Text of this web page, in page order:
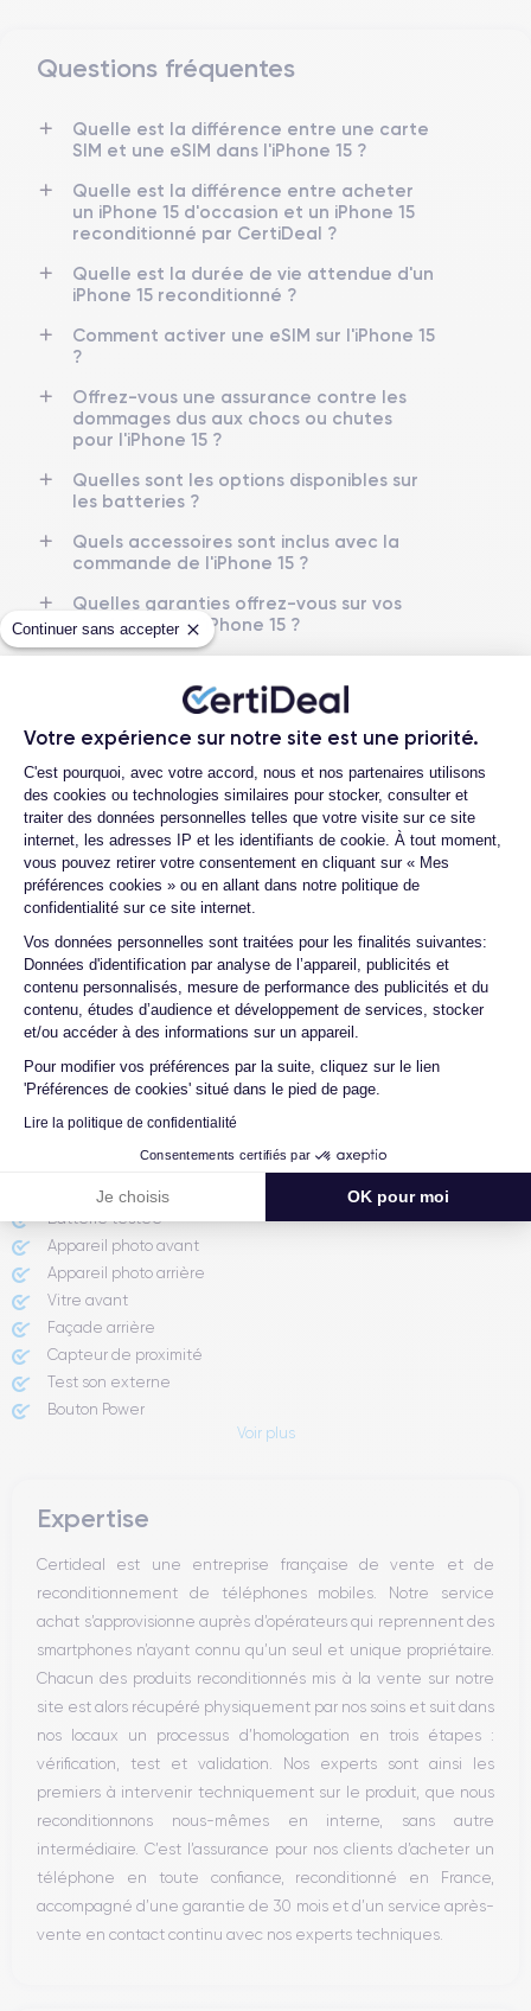
Continuer sans accepter
Votre expérience sur notre site est une priorité.
Plateforme de Gestion du
C'est pourquoi, avec votre accord, nous et nos partenaires utilisons
des cookies ou technologies similaires pour stocker, consulter et
traiter des données personnelles telles que votre visite sur ce site
internet, les adresses IP et les identifiants de cookie. À tout moment,
vous pouvez retirer votre consentement en cliquant sur « Mes
préférences cookies » ou en allant dans notre politique de
confidentialité sur ce site internet.
Vos données personnelles sont traitées pour les finalités suivantes:
Données d'identification par analyse de l’appareil, publicités et
contenu personnalisés, mesure de performance des publicités et du
contenu, études d’audience et développement de services, stocker
et/ou accéder à des informations sur un appareil.
Pour modifier vos préférences par la suite, cliquez sur le lien
'Préférences de cookies' situé dans le pied de page.
Lire la politique de confidentialité
Consentements certifiés par
Je choisis OK pour moi
Axeptio consent
Date de sortie
22/09/2023 iOS (iOS 26)
Dimensions
147.6×71.6×7.8 mm
Poids
171 g
OLED 6.1 pouces
Résolution écran
2556 x 1179 pixels
RAM Memoire interne
128,256 ,512 Go
Nom CPU
Nom GPU
Caméra
4K - 3840 x 2160 px Oui, 20W
Batterie Type de SIM
Réseau mobile Débloqué
Oui, tous opérateurs
Si vous souhaitez découvrir en détail les caractéristiques de ce
smartphone, consulter la fiche technique de l'iPhone 15.
Questions fréquentes
Quelle est la différence entre une carte
SIM et une eSIM dans l'iPhone 15 ?
Quelle est la différence entre acheter
un iPhone 15 d'occasion et un iPhone 15
reconditionné par CertiDeal ?
Quelle est la durée de vie attendue d'un
iPhone 15 reconditionné ?
Comment activer une eSIM sur l'iPhone 15
?
Offrez-vous une assurance contre les
dommages dus aux chocs ou chutes
pour l'iPhone 15 ?
Quelles sont les options disponibles sur
les batteries ?
Quels accessoires sont inclus avec la
commande de l'iPhone 15 ?
Quelles garanties offrez-vous sur vos
produits pour l'iPhone 15 ?
disponibles pour l'iPhone 15 ?
Est-il possible de payer l'iPhone 15 en
plusieurs fois ?
Quelle société utilisez-vous pour
l’expédition ?
Que se passe-t-il après avoir passé la
commande ?
Quels sont les délais de livraison ?
Que se passe-t-il si je change d’avis
après avoir acheté/reçu le produit ?
Comment demander un retour ?
Rapport de l'expert
Batterie testée
Appareil photo avant
Appareil photo arrière ​
Vitre avant ​
Façade arrière
Capteur de proximité
Test son externe
Bouton Power
Haut parleur
Bouton Home
Bluetooth
WiFi
Réseau
Vibreur
Prise USB
Voir plus
Expertise
Certideal est une entreprise française de vente et de
reconditionnement de téléphones mobiles. Notre service
achat s’approvisionne auprès d’opérateurs qui reprennent des
smartphones n’ayant connu qu’un seul et unique propriétaire.
Chacun des produits reconditionnés mis à la vente sur notre
site est alors récupéré physiquement par nos soins et suit dans
nos locaux un processus d’homologation en trois étapes :
vérification, test et validation. Nos experts sont ainsi les
premiers à intervenir techniquement sur le produit, que nous
reconditionnons nous-mêmes en interne, sans autre
intermédiaire. C’est l’assurance pour nos clients d’acheter un
téléphone en toute confiance, reconditionné en France,
accompagné d’une garantie de 30 mois et d’un service après-
vente en contact continu avec nos experts techniques.